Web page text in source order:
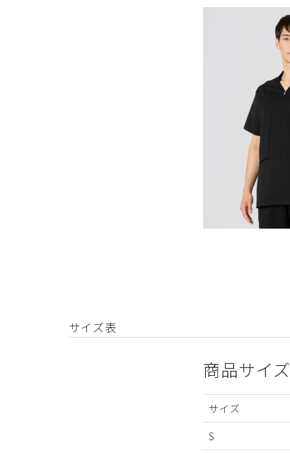
サイズ表
商品サイズ
サイズ
S